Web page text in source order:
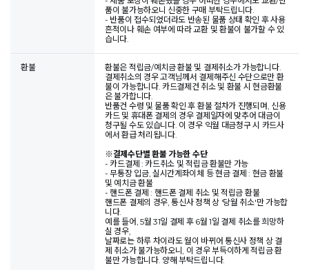
품이 불가능하오니 신중한 구매 부탁드립니다.
- 반품이 접수되었더라도 반송된 물품 상태 확인 후 사용
흔적이나 훼손 여부에 따라 교환 및 환불이 불가할 수 있
습니다.
환불
환불은 적립금/예치금 환불 및 결제취소가 가능합니다.
결제취소의 경우 고객님께서 결제해주신 수단으로만 환
불이 가능합니다. 카드결제건 취소 및 환불 시 현금환불
은 불가합니다.
반품건 수령 및 물품 확인 후 환불 절차가 진행되며, 신용
카드 및 휴대폰 결제의 경우 결제일자에 맞추어 대금이
청구될 수도 있습니다. 이 경우 익월 대금청구 시 카드사
에서 환급 처리됩니다.
※결제수단별 환불 가능한 수단
- 카드결제 : 카드취소 및 적립금 환불만 가능
- 무통장 입금, 실시간계좌이체 등 현금 결제 : 현금 환불
및 예치금 환불
- 핸드폰 결제 : 핸드폰 결제 취소 및 적립금 환불
핸드폰 결제의 경우, 통신사 정책 상 '당월 취소'만 가능합
니다.
예를 들어, 5월 31일 결제 후 6월 1일 결제 취소를 희망하
실 경우,
날짜로는 하루 차이라도 월이 바뀌어 통신사 정책 상 결
제 취소가 불가능하오니, 이 경우 부득이하게 적립금 환
불만 가능합니다. 양해 부탁드립니다.